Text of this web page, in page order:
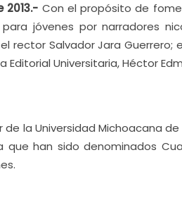
2013.- Con el propósito de
jóvenes por narradores
rector Salvador Jara Guerrero;
Editorial Universitaria, Héctor
la Universidad Michoacana
han sido denominados